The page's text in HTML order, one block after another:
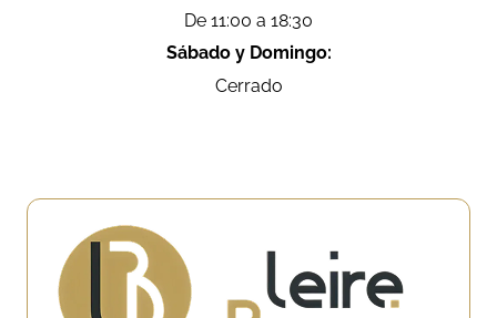
De 11:00 a 18:30
Sábado y Domingo:
Cerrado